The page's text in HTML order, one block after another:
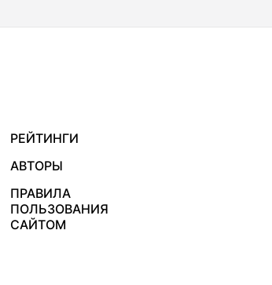
РЕЙТИНГИ
АВТОРЫ
ПРАВИЛА
ПОЛЬЗОВАНИЯ
САЙТОМ